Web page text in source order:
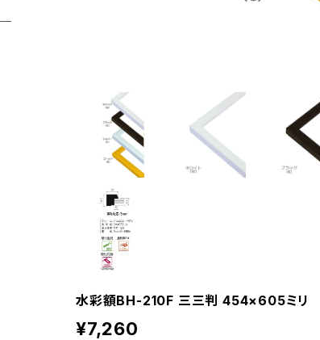
水彩額BH-210F 三三判 454×605ミリ
¥7,260